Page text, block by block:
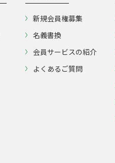
新規会員権募集
名義書換
会員サービスの紹介
よくあるご質問